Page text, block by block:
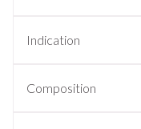
Indication
Composition